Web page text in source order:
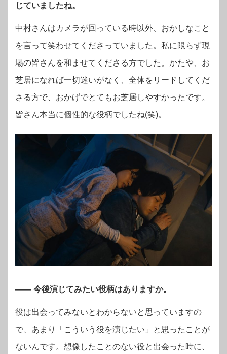
じていましたね。
中村さんはカメラが回っている時以外、おかしなこと
を言って笑わせてくださっていました。私に限らず現
場の皆さんを和ませてくださる方でした。かたや、お
芝居になれば一切迷いがなく、全体をリードしてくだ
さる方で、おかげでとてもお芝居しやすかったです。
皆さん本当に個性的な役柄でしたね(笑)。
—— 今後演じてみたい役柄はありますか。
役は出会ってみないとわからないと思っていますの
で、あまり「こういう役を演じたい」と思ったことが
ないんです。想像したことのない役と出会った時に、